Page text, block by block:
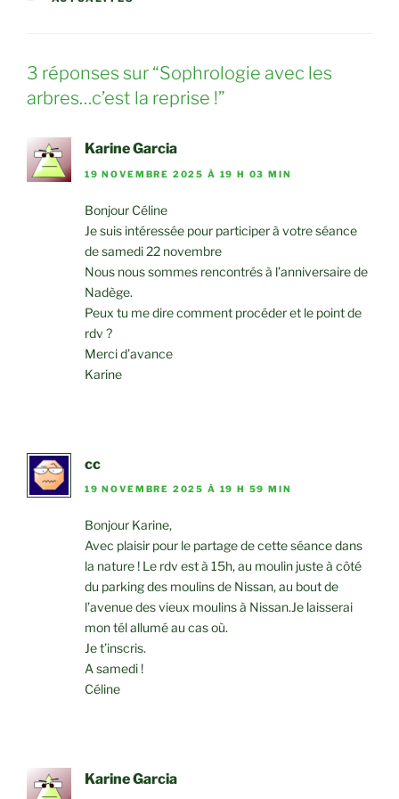
3 réponses sur “Sophrologie avec les
arbres…c’est la reprise !”
Karine Garcia
19 NOVEMBRE 2025 À 19 H 03 MIN
Bonjour Céline
Je suis intéressée pour participer à votre séance
de samedi 22 novembre
Nous nous sommes rencontrés à l’anniversaire de
Nadège.
Peux tu me dire comment procéder et le point de
rdv ?
Merci d’avance
Karine
cc
19 NOVEMBRE 2025 À 19 H 59 MIN
Bonjour Karine,
Avec plaisir pour le partage de cette séance dans
la nature ! Le rdv est à 15h, au moulin juste à côté
du parking des moulins de Nissan, au bout de
l’avenue des vieux moulins à Nissan.Je laisserai
mon tél allumé au cas où.
Je t’inscris.
A samedi !
Céline
Karine Garcia